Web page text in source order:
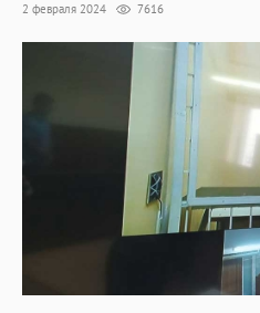
2 февраля 2024 7616